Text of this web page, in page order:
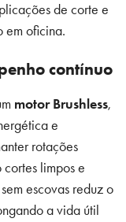
de corte e
em oficina.
contínuo
motor Brushless,
e
rotações
cortes limpos e
escovas reduz o
a vida útil